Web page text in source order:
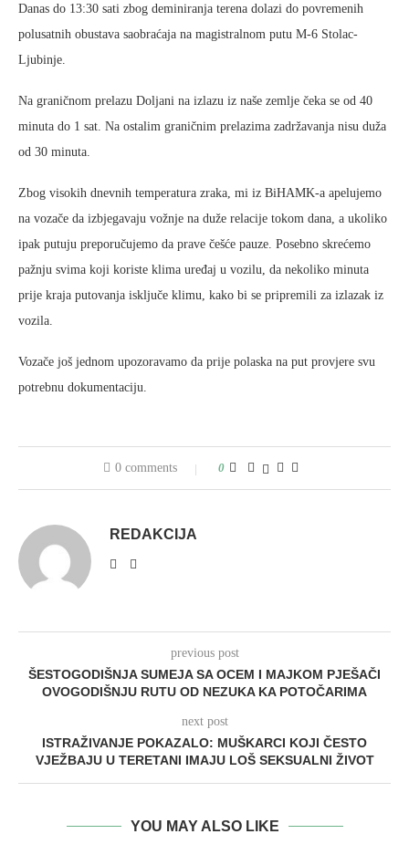
Danas do 13:30 sati zbog deminiranja terena dolazi do povremenih
polusatnih obustava saobraćaja na magistralnom putu M-6 Stolac-
Ljubinje.
Na graničnom prelazu Doljani na izlazu iz naše zemlje čeka se od 40
minuta do 1 sat. Na ostalim graničnim prelazima zadržavanja nisu duža
od 30 minuta.
Zbog visokih dnevnih temperatura zraka, mi iz BiHAMK-a apelujemo
na vozače da izbjegavaju vožnje na duže relacije tokom dana, a ukoliko
ipak putuju preporučujemo da prave češće pauze. Posebno skrećemo
pažnju svima koji koriste klima uređaj u vozilu, da nekoliko minuta
prije kraja putovanja isključe klimu, kako bi se pripremili za izlazak iz
vozila.
Vozače još jednom upozoravamo da prije polaska na put provjere svu
potrebnu dokumentaciju.
0 comments 0
REDAKCIJA
previous post
ŠESTOGODIŠNJA SUMEJA SA OCEM I MAJKOM PJEŠAČI
OVOGODIŠNJU RUTU OD NEZUKA KA POTOČARIMA
next post
ISTRAŽIVANJE POKAZALO: MUŠKARCI KOJI ČESTO
VJEŽBAJU U TERETANI IMAJU LOŠ SEKSUALNI ŽIVOT
YOU MAY ALSO LIKE